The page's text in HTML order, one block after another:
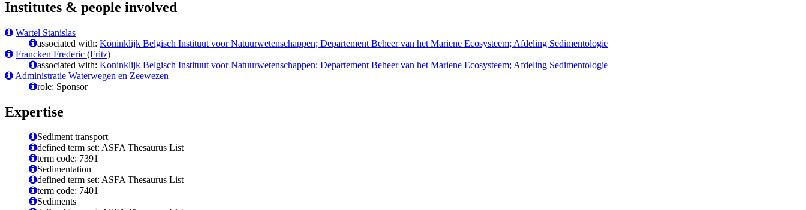
Institutes & people involved
Wartel Stanislas
associated with: Koninklijk Belgisch Instituut voor Natuurwetenschappen; Departement Beheer van het Mariene Ecosysteem; Afdeling Sedimentologie
Francken Frederic (Fritz)
associated with: Koninklijk Belgisch Instituut voor Natuurwetenschappen; Departement Beheer van het Mariene Ecosysteem; Afdeling Sedimentologie
Administratie Waterwegen en Zeewezen
role: Sponsor
Expertise
Sediment transport
defined term set: ASFA Thesaurus List
term code: 7391
Sedimentation
defined term set: ASFA Thesaurus List
term code: 7401
Sediments